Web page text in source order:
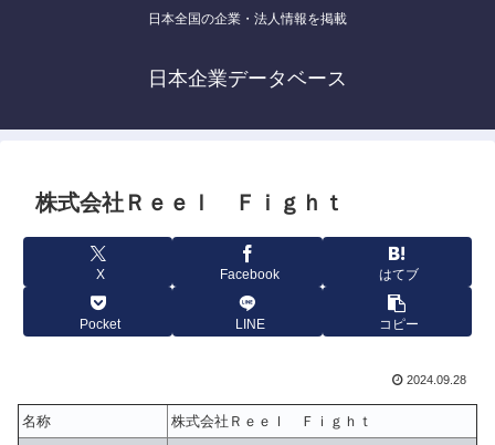
日本全国の企業・法人情報を掲載
日本企業データベース
株式会社Ｒｅｅｌ Ｆｉｇｈｔ
X Facebook はてブ
Pocket LINE コピー
2024.09.28
名称
株式会社Ｒｅｅｌ Ｆｉｇｈｔ